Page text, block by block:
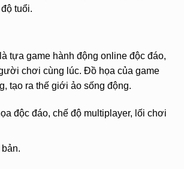
tuổi.
là tựa game hành động online độc đáo,
chơi cùng lúc. Đồ họa của game
tạo ra thế giới ảo sống động.
độc đáo, chế độ multiplayer, lối chơi